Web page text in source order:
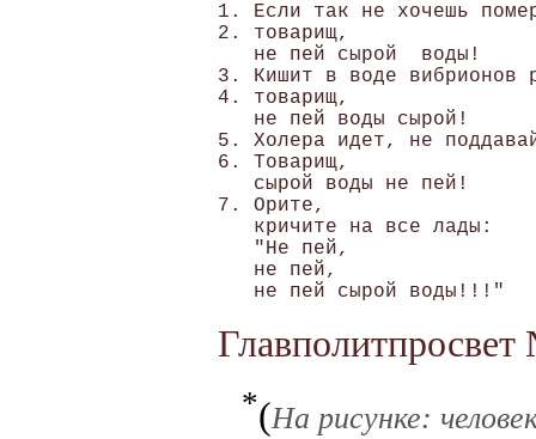
1. Если так не хочешь
2. товарищ,
   не пей сырой  воды!
3. Кишит в воде вибрионов
4. товарищ,
   не пей воды сырой!
5. Холера идет, не
6. Товарищ,
   сырой воды не пей!
7. Орите,
   кричите на все лады:
   "Не пей,
   не пей,
*(На рисунке: